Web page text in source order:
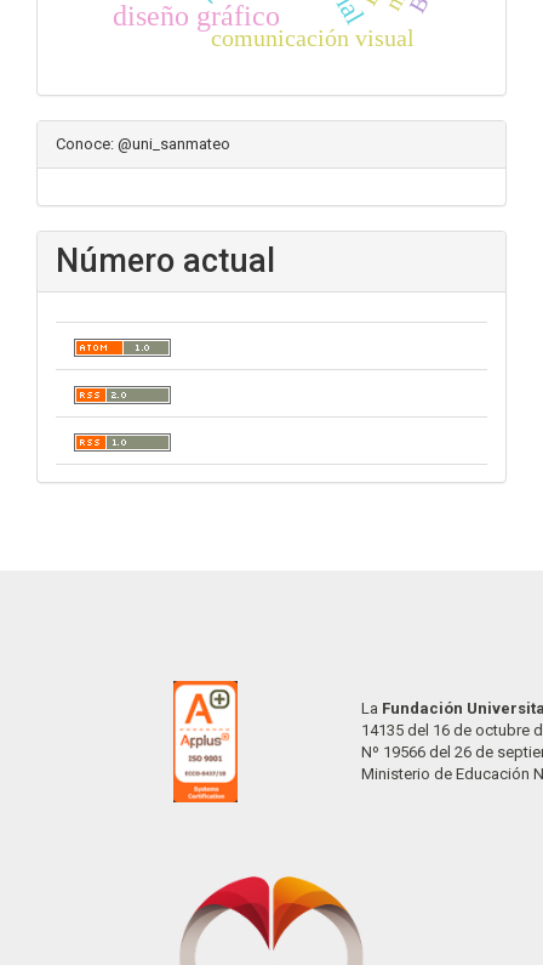
diseño gráfico
comunicación visual
Conoce: @uni_sanmateo
Número actual
La Fundación
14135 del 16 de octubre
Nº 19566 del 26 de
Ministerio de Educación